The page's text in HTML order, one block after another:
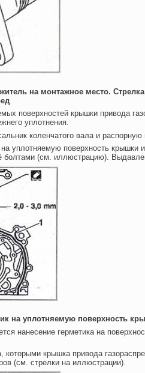
на монтажное место.
поверхностей крышки привода
уплотнения.
коленчатого вала и распорную
уплотняемую поверхность крышки
болтами (см. иллюстрацию).
на уплотняемую поверхность
нанесение герметика на
которыми крышка привода
(см. стрелки на иллюстрации).